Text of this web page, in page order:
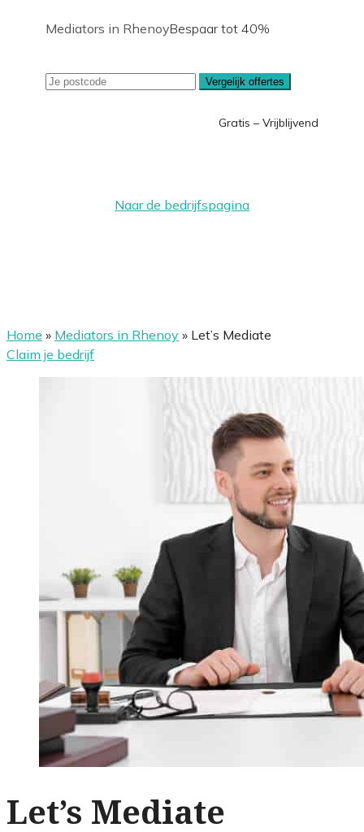
Mediators in RhenoyBespaar tot 40%
Vergelijk offertes
Gratis – Vrijblijvend
Naar de bedrijfspagina
Home » Mediators in Rhenoy » Let’s Mediate
Claim je bedrijf
Let’s Mediate